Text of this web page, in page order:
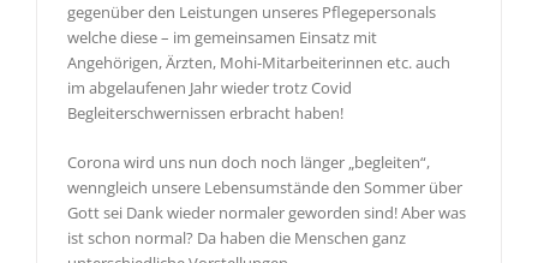
gegenüber den Leistungen unseres Pflegepersonals
welche diese – im gemeinsamen Einsatz mit
Angehörigen, Ärzten, Mohi-Mitarbeiterinnen etc. auch
im abgelaufenen Jahr wieder trotz Covid
Begleiterschwernissen erbracht haben!
Corona wird uns nun doch noch länger „begleiten“,
wenngleich unsere Lebensumstände den Sommer über
Gott sei Dank wieder normaler geworden sind! Aber was
ist schon normal? Da haben die Menschen ganz